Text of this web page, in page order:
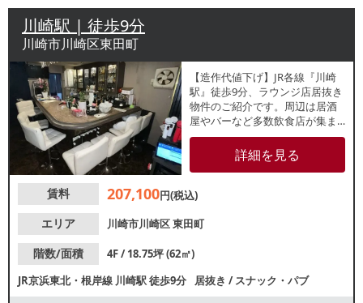
川崎駅 | 徒歩9分
川崎市川崎区東田町
【造作代値下げ】JR各線『川崎
駅』徒歩9分、ラウンジ店居抜き
物件のご紹介です。周辺は居酒
屋やバーなど多数飲食店が集ま
るエリアで、仕事帰りのビジネ
スパーソンをはじめとした夜間
帯利用客の往来もあり、二軒目
い環境。店内はカウンター8席・
バー・スナック・ラウンジなど
詳細を見る
賃料 207,100円(税込)
エリア
川崎市川崎区東田町
階数/面積
4F / 18.75坪 (62㎡)
JR京浜東北・根岸線 川崎駅徒歩9分 居抜き /スナック・パブ